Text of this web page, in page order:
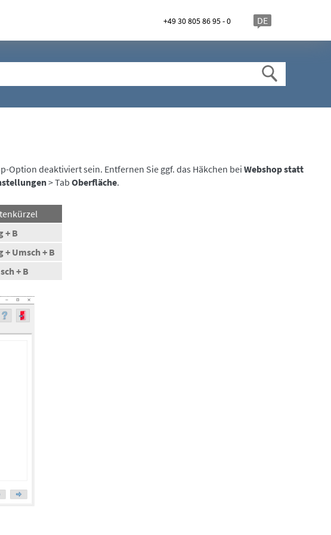
+49 30 805 86 95 - 0 DE
Option deaktiviert sein. Entfernen Sie ggf. das Häkchen bei Webshop statt
> Tab Oberfläche.
+ B
+ Umsch + B
+ B